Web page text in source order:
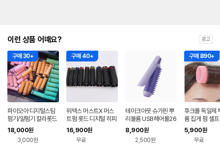
이런 상품 어때요? 광고
구매 30+
파이모아 디지털스팀
펌기/알펌기 칼라롯드
(원짹/투짹 선택)롱롯
드/롯드선
18,000원
3,000원
구매 40+
워맥스 머스트X 머스
트펌 롯드 디지털 히피
펌 롱 숏
16,900원
무료
테이크아웃 슈가핀 뿌
리볼륨 USB헤어롤26
8,900원
2,500원
구매 890+
후크롤 독일제
륨 집게 펌 셀
정수리 머리 헤
리 볼륨 살리기
구르프
5,900원
무료